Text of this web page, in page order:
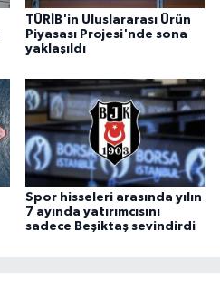
TÜRİB'in Uluslararası Ürün
Piyasası Projesi'nde sona
yaklaşıldı
Spor hisseleri arasında yılın
7 ayında yatırımcısını
sadece Beşiktaş sevindirdi